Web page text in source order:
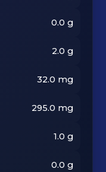
0.0 g
2.0 g
32.0 mg
295.0 mg
1.0 g
0.0 g